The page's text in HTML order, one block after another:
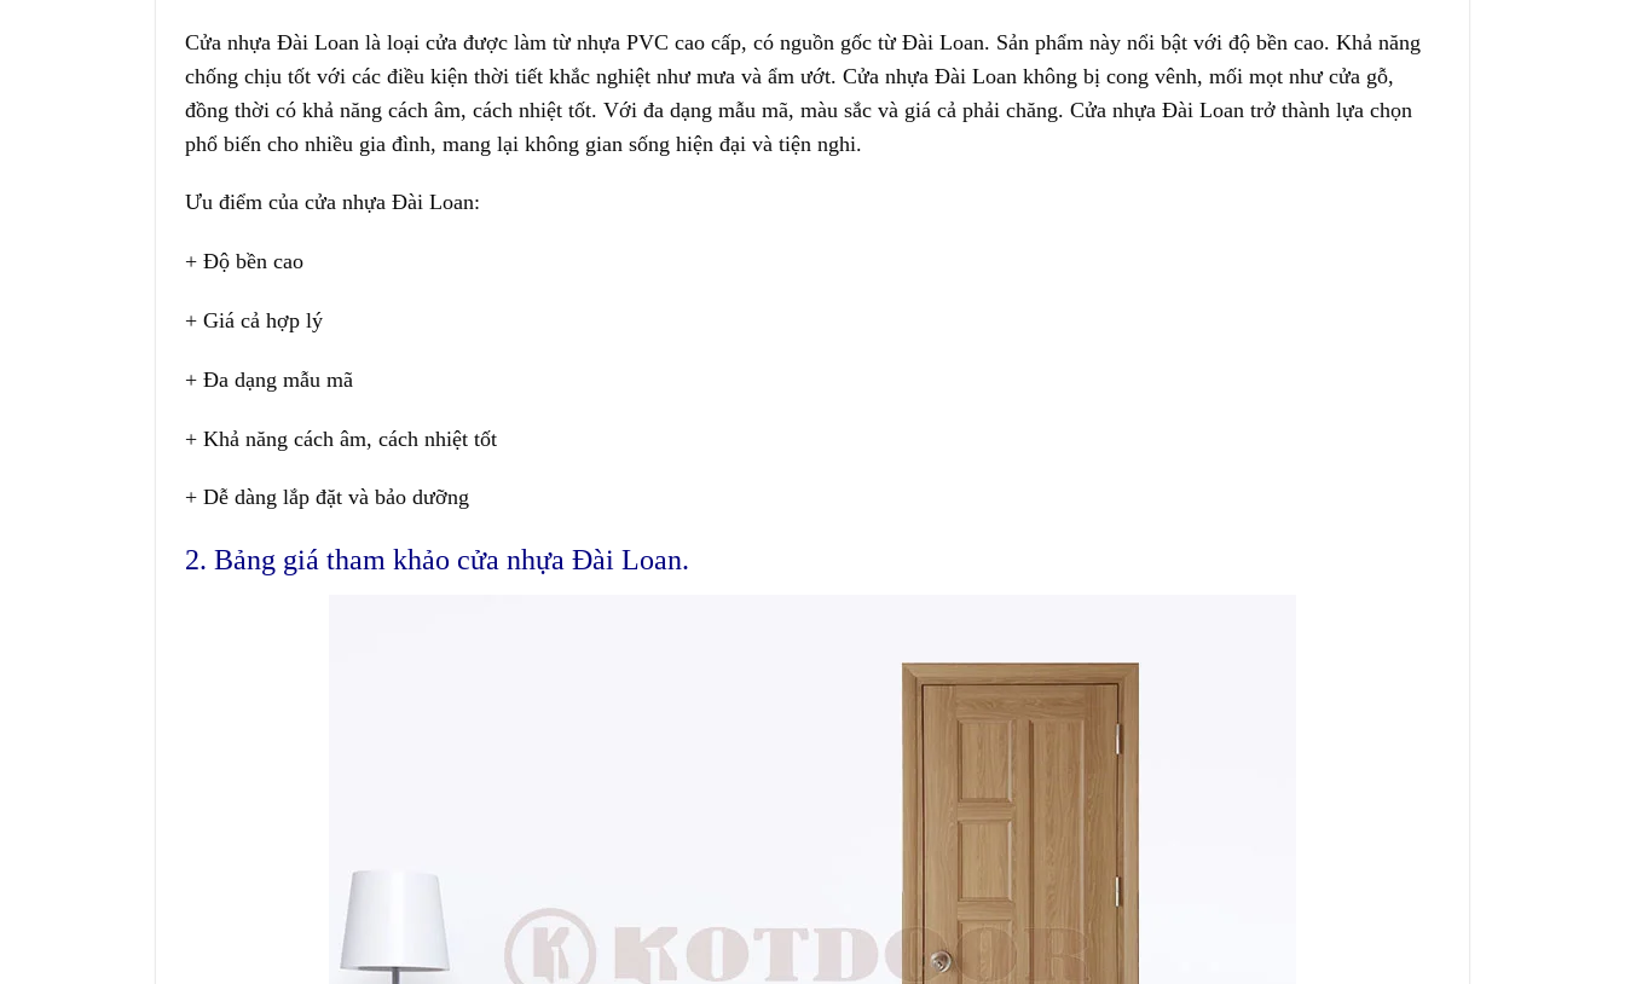
Cửa nhựa Đài Loan là loại cửa được làm từ nhựa PVC cao cấp, có nguồn gốc từ Đài Loan. Sản phẩm này nổi bật với độ bền cao. Khả năng
chống chịu tốt với các điều kiện thời tiết khắc nghiệt như mưa và ẩm ướt. Cửa nhựa Đài Loan không bị cong vênh, mối mọt như cửa gỗ,
đồng thời có khả năng cách âm, cách nhiệt tốt. Với đa dạng mẫu mã, màu sắc và giá cả phải chăng. Cửa nhựa Đài Loan trở thành lựa chọn
phổ biến cho nhiều gia đình, mang lại không gian sống hiện đại và tiện nghi.
Ưu điểm của cửa nhựa Đài Loan:
+ Độ bền cao
+ Giá cả hợp lý
+ Đa dạng mẫu mã
+ Khả năng cách âm, cách nhiệt tốt
+ Dễ dàng lắp đặt và bảo dưỡng
2. Bảng giá tham khảo cửa nhựa Đài Loan.